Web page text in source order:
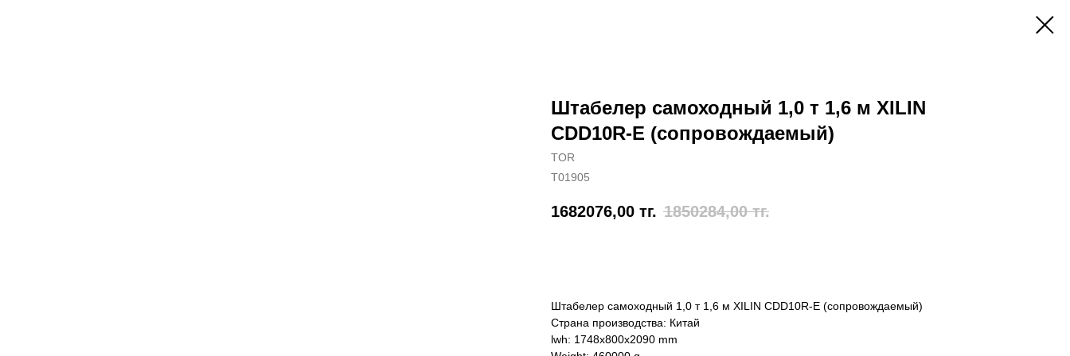
Штабелер самоходный 1,0 т 1,6 м XILIN
CDD10R-E (сопровождаемый)
TOR
T01905
1682076,00 тг. 1850284,00 тг.
Штабелер самоходный 1,0 т 1,6 м XILIN CDD10R-E (сопровождаемый)
Страна производства: Китай
lwh: 1748x800x2090 mm